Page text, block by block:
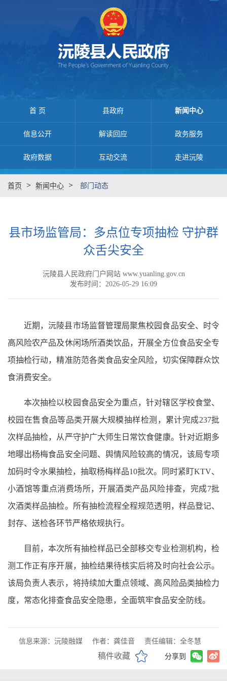
首 页 县政府 新闻中心
信息公开 解读回应 政务服务
政府数据 互动交流 走进沅陵
首页 > 新闻中心 > 部门动态
县市场监管局：多点位专项抽检 守护群
众舌尖安全
沅陵县人民政府门户网站 www.yuanling.gov.cn
发布时间：2026-05-29 16:09
近期，沅陵县市场监督管理局聚焦校园食品安全、时令
高风险农产品及休闲场所酒类饮品，开展全方位食品安全专
项抽检行动，精准防范各类食品安全风险，切实保障群众饮
食消费安全。
本次抽检以校园食品安全为重点，针对辖区学校食堂、
校园在售食品等品类开展大规模抽样检测，累计完成237批
次样品抽检，从严守护广大师生日常饮食健康。针对近期多
地曝出杨梅食品安全问题、舆情风险较高的情况，该局专项
加码时令水果抽检，抽取杨梅样品10批次。同时紧盯KTV、
小酒馆等重点消费场所，开展酒类产品风险排查，完成7批
次酒类样品抽检。所有抽检流程全程规范透明，样品登记、
封存、送检各环节严格依规执行。
目前，本次所有抽检样品已全部移交专业检测机构，检
测工作正有序开展，抽检结果待核实后将及时向社会公示。
该局负责人表示，将持续加大重点领域、高风险品类抽检力
度，常态化排查食品安全隐患，全面筑牢食品安全防线。
信息来源：沅陵融媒 作者：龚佳音 责任编辑：全冬慧
稿件收藏 分享到